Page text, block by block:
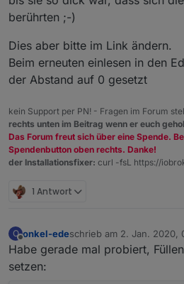
berührten ;-)
Dies aber bitte im Link ändern.
Beim erneuten einlesen in den
der Abstand auf 0 gesetzt
kein Support per PN! - Fragen im Forum
rechts unten im Beitrag wenn er euch
Das Forum freut sich über eine Spende.
Spendenbutton oben rechts. Danke!
der Installationsfixer: curl -fsL https://
1 Antwort
O
Offline
onkel-edeschrieb am 2. Jan. 2020,
zuletzt editiert von
Habe gerade mal probiert,
setzen: